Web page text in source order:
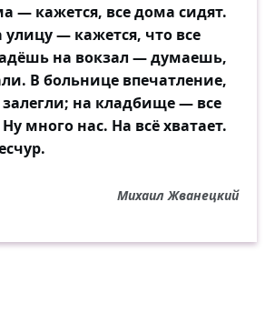
— кажется, все дома сидят.
— кажется, что все
на вокзал — думаешь,
В больнице впечатление,
залегли; на кладбище — все
много нас. На всё хватает.
Михаил Жванецкий